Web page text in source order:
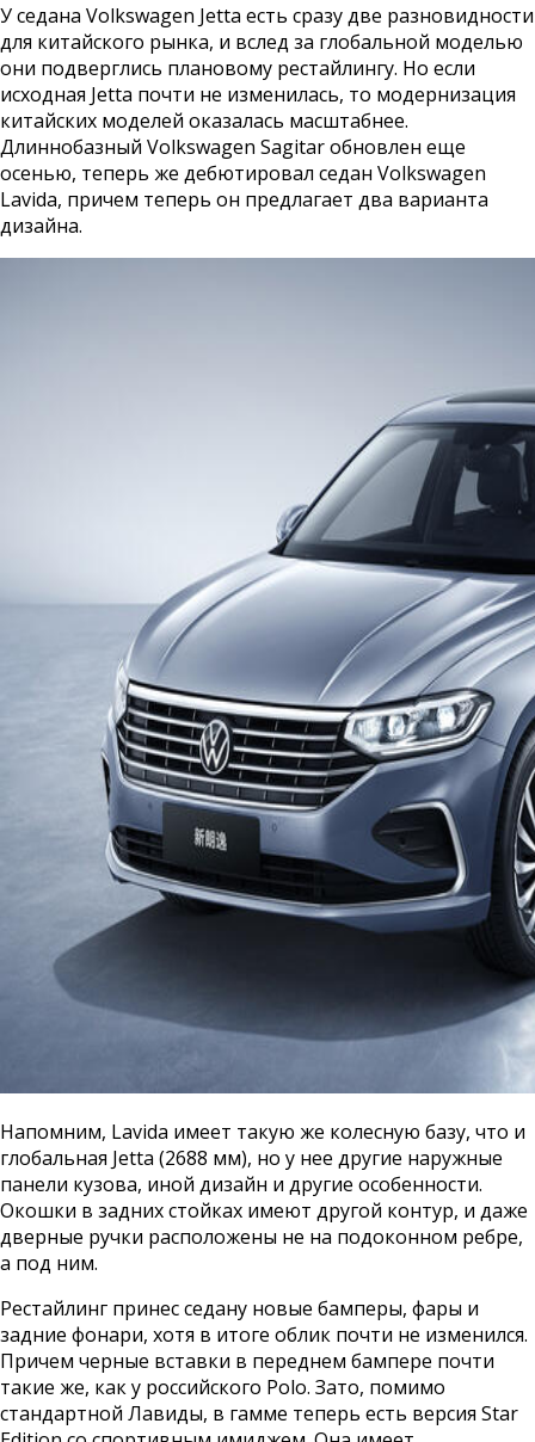
У седана Volkswagen Jetta есть сразу две разновидности
для китайского рынка, и вслед за глобальной моделью
они подверглись плановому рестайлингу. Но если
исходная Jetta почти не изменилась, то модернизация
китайских моделей оказалась масштабнее.
Длиннобазный Volkswagen Sagitar обновлен еще
осенью, теперь же дебютировал седан Volkswagen
Lavida, причем теперь он предлагает два варианта
дизайна.
Напомним, Lavida имеет такую же колесную базу, что и
глобальная Jetta (2688 мм), но у нее другие наружные
панели кузова, иной дизайн и другие особенности.
Окошки в задних стойках имеют другой контур, и даже
дверные ручки расположены не на подоконном ребре,
а под ним.
Рестайлинг принес седану новые бамперы, фары и
задние фонари, хотя в итоге облик почти не изменился.
Причем черные вставки в переднем бампере почти
такие же, как у российского Polo. Зато, помимо
стандартной Лавиды, в гамме теперь есть версия Star